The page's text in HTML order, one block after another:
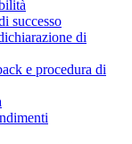
successo
di
e procedura di